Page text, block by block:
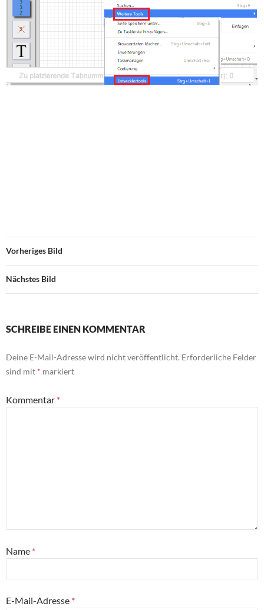
Vorheriges Bild
Nächstes Bild
SCHREIBE EINEN KOMMENTAR
Deine E-Mail-Adresse wird nicht veröffentlicht. Erforderliche Felder
sind mit * markiert
Kommentar *
Name *
E-Mail-Adresse *